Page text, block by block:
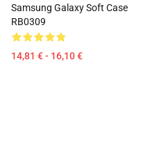
Samsung Galaxy Soft Case
RB0309
14,81 € - 16,10 €